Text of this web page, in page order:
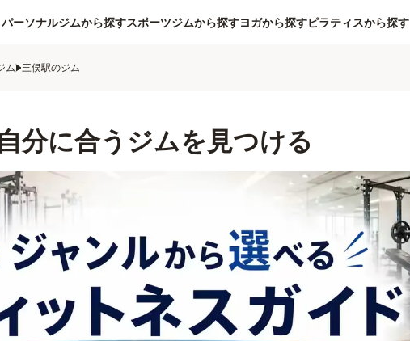
パーソナルジムから探すスポーツジムから探すヨガから探すピラティスから探す
ム 三俣駅のジム
分に合うジムを見つける